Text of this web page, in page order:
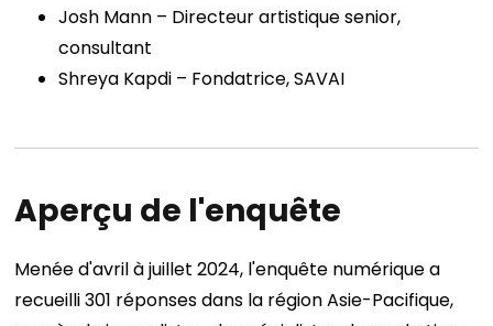
Josh Mann – Directeur artistique senior,
consultant
Shreya Kapdi – Fondatrice, SAVAI
Aperçu de l'enquête
Menée d'avril à juillet 2024, l'enquête numérique a
recueilli 301 réponses dans la région Asie-Pacifique,